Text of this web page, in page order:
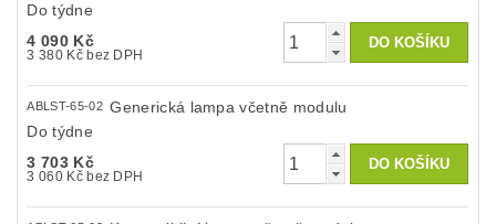
Do týdne
4 090 Kč
3 380 Kč bez DPH
ABLST-65-02 Generická lampa včetně modulu
Do týdne
3 703 Kč
3 060 Kč bez DPH